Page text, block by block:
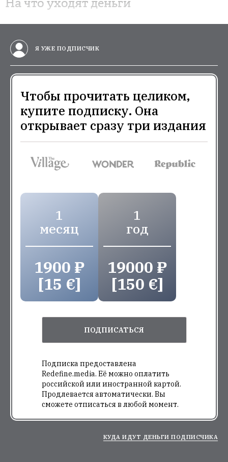
Я УЖЕ ПОДПИСЧИК
Чтобы прочитать целиком,
купите подписку. Она
открывает сразу три издания
1
месяц
1900 ₽
[15 €]
1
год
19000 ₽
[150 €]
ПОДПИСАТЬСЯ
Подписка предоставлена
Redefine.media. Её можно оплатить
российской или иностранной картой.
Продлевается автоматически. Вы
сможете отписаться в любой момент.
КУДА ИДУТ ДЕНЬГИ ПОДПИСЧИКА